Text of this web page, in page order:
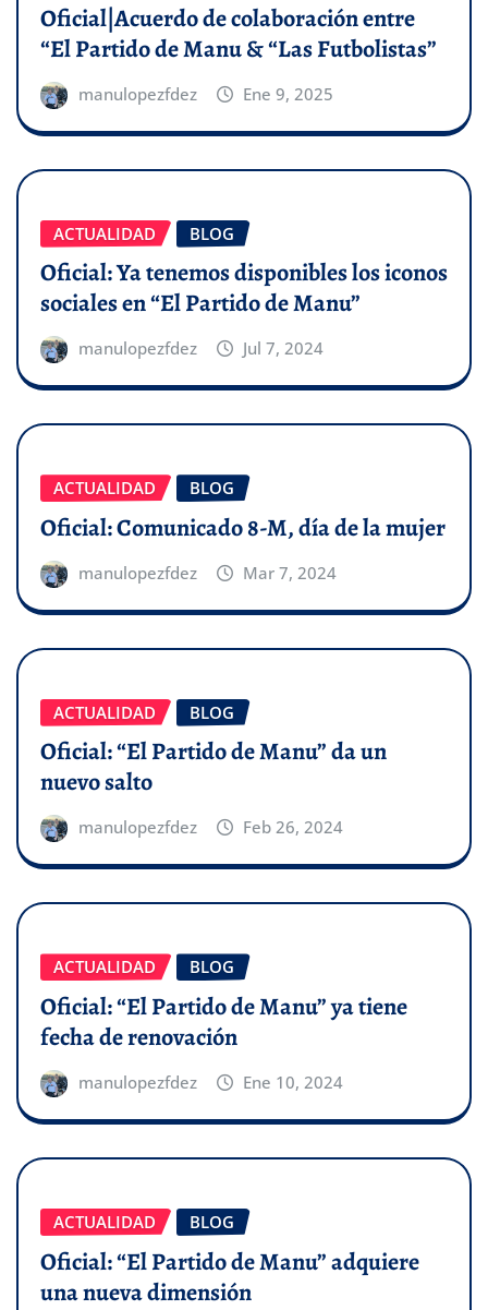
Oficial|Acuerdo de colaboración entre
“El Partido de Manu & “Las Futbolistas”
manulopezfdez Ene 9, 2025
ACTUALIDAD BLOG
Oficial: Ya tenemos disponibles los iconos
sociales en “El Partido de Manu”
manulopezfdez Jul 7, 2024
ACTUALIDAD BLOG
Oficial: Comunicado 8-M, día de la mujer
manulopezfdez Mar 7, 2024
ACTUALIDAD BLOG
Oficial: “El Partido de Manu” da un
nuevo salto
manulopezfdez Feb 26, 2024
ACTUALIDAD BLOG
Oficial: “El Partido de Manu” ya tiene
fecha de renovación
manulopezfdez Ene 10, 2024
ACTUALIDAD BLOG
Oficial: “El Partido de Manu” adquiere
una nueva dimensión